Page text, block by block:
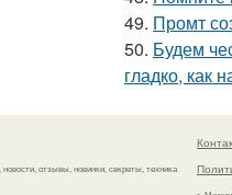
49. Промт
50. Будем
гладко, как
отзывы, новинки, секреты, техника